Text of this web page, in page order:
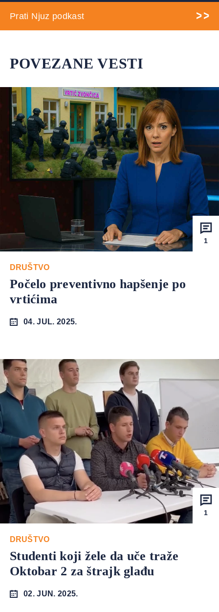
Prati Njuz podkast
POVEZANE VESTI
1
DRUŠTVO
Počelo preventivno hapšenje po
vrtićima
04. JUL. 2025.
1
DRUŠTVO
Studenti koji žele da uče traže
Oktobar 2 za štrajk glađu
02. JUN. 2025.